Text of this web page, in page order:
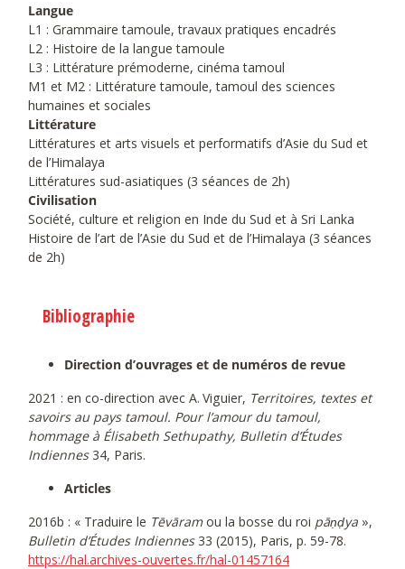
Langue
L1 : Grammaire tamoule, travaux pratiques encadrés
L2 : Histoire de la langue tamoule
L3 : Littérature prémoderne, cinéma tamoul
M1 et M2 : Littérature tamoule, tamoul des sciences
humaines et sociales
Littérature
Littératures et arts visuels et performatifs d’Asie du Sud et
de l’Himalaya
Littératures sud-asiatiques (3 séances de 2h)
Civilisation
Société, culture et religion en Inde du Sud et à Sri Lanka
Histoire de l’art de l’Asie du Sud et de l’Himalaya (3 séances
de 2h)
Bibliographie
Direction d’ouvrages et de numéros de revue
2021 : en co-direction avec A. Viguier, Territoires, textes et
savoirs au pays tamoul. Pour l’amour du tamoul,
hommage à Élisabeth Sethupathy, Bulletin d’Études
Indiennes34, Paris.
Articles
2016b : « Traduire le Tēvāramou la bosse du roi pāṇḍya »,
Bulletin d’Études Indiennes33 (2015), Paris, p. 59-78.
https://hal.archives-ouvertes.fr/hal-01457164